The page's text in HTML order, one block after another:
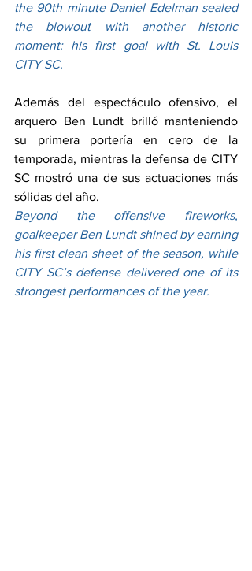
the 90th minute Daniel Edelman sealed
the blowout with another historic
moment: his first goal with St. Louis
CITY SC.
Además del espectáculo ofensivo, el
arquero Ben Lundt brilló manteniendo
su primera portería en cero de la
temporada, mientras la defensa de CITY
SC mostró una de sus actuaciones más
sólidas del año.
Beyond the offensive fireworks,
goalkeeper Ben Lundt shined by earning
his first clean sheet of the season, while
CITY SC’s defense delivered one of its
strongest performances of the year.